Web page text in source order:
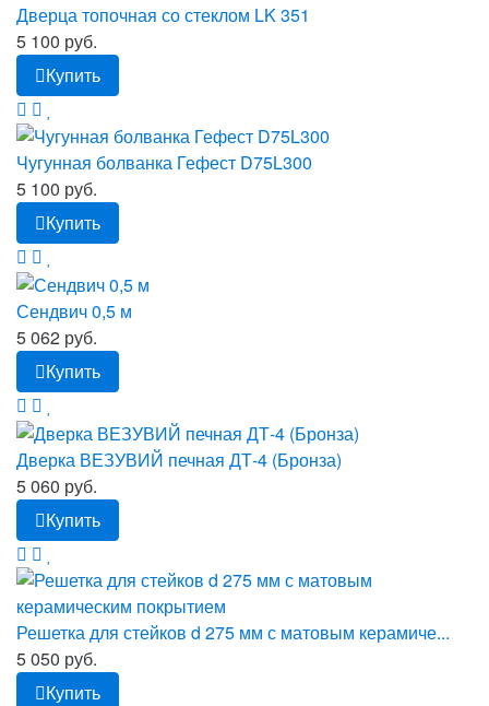
Дверца топочная со стеклом LK 351
5 100 руб.
Купить
Чугунная болванка Гефест D75L300
5 100 руб.
Купить
Сендвич 0,5 м
5 062 руб.
Купить
Дверка ВЕЗУВИЙ печная ДТ-4 (Бронза)
5 060 руб.
Купить
Решетка для стейков d 275 мм с матовым керамиче...
5 050 руб.
Купить